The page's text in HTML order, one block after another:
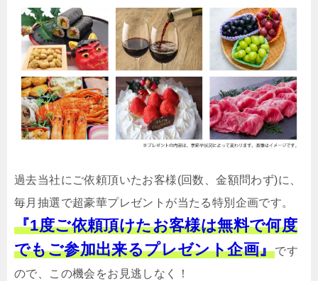
過去当社にご依頼頂いたお客様(回数、金額問わず)に、
毎月抽選で超豪華プレゼントが当たる特別企画です。
『1度ご依頼頂けたお客様は無料で何度
でもご参加出来るプレゼント企画』です
ので、この機会をお見逃しなく！